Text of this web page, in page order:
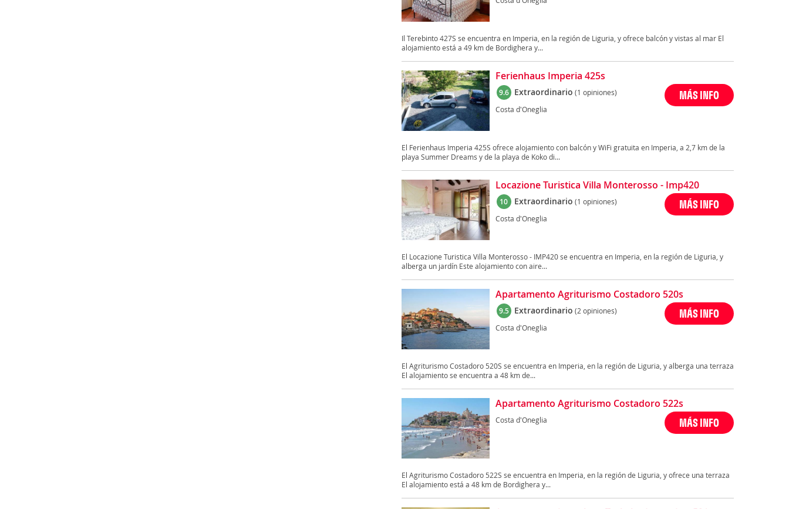
Il Terebinto 427S se encuentra en Imperia, en la región de Liguria, y ofrece balcón y vistas al mar El
alojamiento está a 49 km de Bordighera y...
Ferienhaus Imperia 425s
9.6 Extraordinario (1 opiniones)
Costa d'Oneglia
MÁS INFO
El Ferienhaus Imperia 425S ofrece alojamiento con balcón y WiFi gratuita en Imperia, a 2,7 km de la
playa Summer Dreams y de la playa de Koko di...
Locazione Turistica Villa Monterosso - Imp420
10 Extraordinario (1 opiniones)
Costa d'Oneglia
MÁS INFO
El Locazione Turistica Villa Monterosso - IMP420 se encuentra en Imperia, en la región de Liguria, y
alberga un jardín Este alojamiento con aire...
Apartamento Agriturismo Costadoro 520s
9.5 Extraordinario (2 opiniones)
Costa d'Oneglia
MÁS INFO
El Agriturismo Costadoro 520S se encuentra en Imperia, en la región de Liguria, y alberga una terraza
El alojamiento se encuentra a 48 km de...
Apartamento Agriturismo Costadoro 522s
Costa d'Oneglia MÁS INFO
El Agriturismo Costadoro 522S se encuentra en Imperia, en la región de Liguria, y ofrece una terraza
El alojamiento está a 48 km de Bordighera y...